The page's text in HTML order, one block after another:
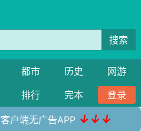
搜索
都市 历史
网游
排行 完本 登录
户端无广告APP ↓↓↓